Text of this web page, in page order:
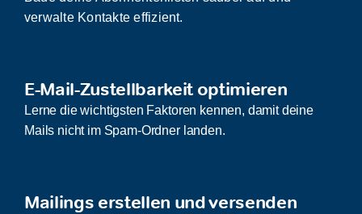
verwalte Kontakte effizient.
E-Mail-Zustellbarkeit optimieren
Lerne die wichtigsten Faktoren kennen, damit deine
Mails nicht im Spam-Ordner landen.
Mailings erstellen und versenden